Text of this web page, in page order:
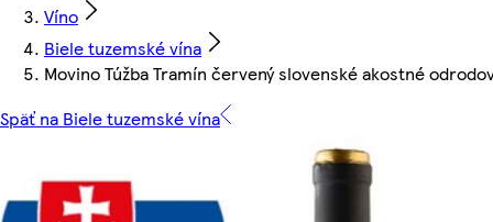
Víno
Biele tuzemské vína
Movino Túžba Tramín červený slovenské akostné
Späť na Biele tuzemské vína